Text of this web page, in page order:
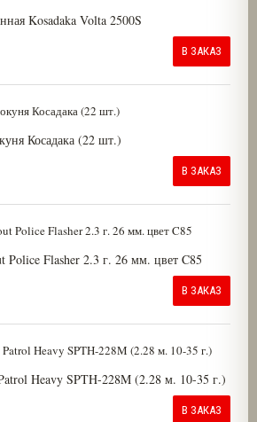
Kosadaka Volta 2500S
В ЗАКАЗ
Косадака (22 шт.)
В ЗАКАЗ
Police Flasher 2.3 г. 26 мм. цвет C85
В ЗАКАЗ
Heavy SPTH-228M (2.28 м. 10-35 г.)
В ЗАКАЗ